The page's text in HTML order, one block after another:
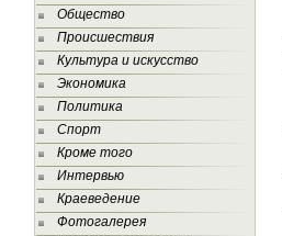
Общество
Происшествия
Культура и искусство
Экономика
Политика
Спорт
Кроме того
Интервью
Краеведение
Фотогалерея